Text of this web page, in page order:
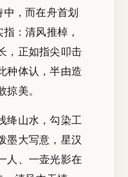
，而在舟首划
：清风推棹，
，正如指尖叩击
种体认，半由造
美。
绛山水，勾染工
墨大写意，星汉
人、一壶光影在